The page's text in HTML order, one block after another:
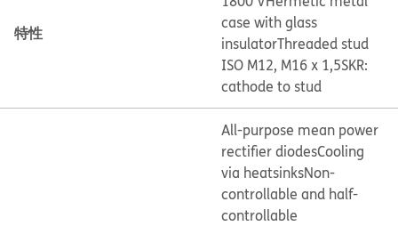
特性
case with glass
insulatorThreaded stud
ISO M12, M16 x 1,5SKR:
cathode to stud
All-purpose mean power
rectifier diodesCooling
via heatsinksNon-
controllable and half-
controllable